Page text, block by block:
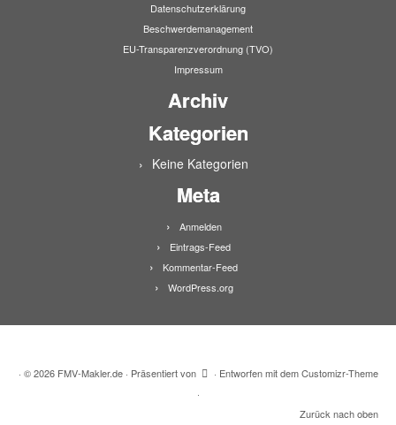
Datenschutzerklärung
Beschwerdemanagement
EU-Transparenzverordnung (TVO)
Impressum
Archiv
Kategorien
Keine Kategorien
Meta
Anmelden
Eintrags-Feed
Kommentar-Feed
WordPress.org
· © 2026 FMV-Makler.de· Präsentiert von · Entworfen mit demCustomizr-Theme
·
Zurück nach oben